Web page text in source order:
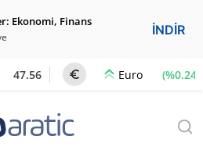
Ekonomi, Finans
İNDİR
47.56 Euro (%0.24)